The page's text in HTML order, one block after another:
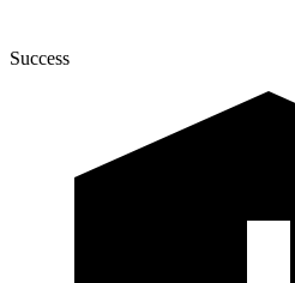
Success